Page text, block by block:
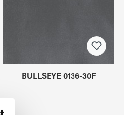
BULLSEYE 0136-30F